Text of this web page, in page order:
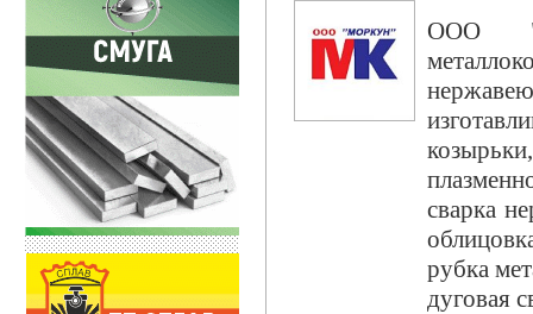
ООО
козырь
сварка
рубка
дуговая